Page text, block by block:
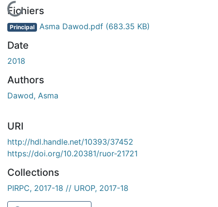
En cours de chargement...
Fichiers
Principal Asma Dawod.pdf (683.35 KB)
Date
2018
Authors
Dawod, Asma
URI
http://hdl.handle.net/10393/37452
https://doi.org/10.20381/ruor-21721
Collections
PIRPC, 2017-18 // UROP, 2017-18